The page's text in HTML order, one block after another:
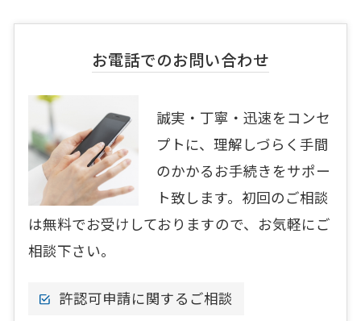
お電話でのお問い合わせ
誠実・丁寧・迅速をコンセ
プトに、理解しづらく手間
のかかるお手続きをサポー
ト致します。初回のご相談
は無料でお受けしておりますので、お気軽にご
相談下さい。
許認可申請に関するご相談